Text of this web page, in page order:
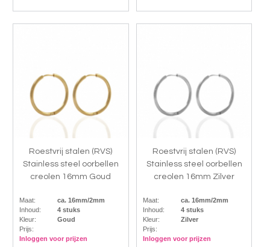
Roestvrij stalen (RVS)
Stainless steel oorbellen
creolen 16mm Goud
Maat:
ca. 16mm/2mm
Inhoud:
4 stuks
Kleur:
Goud
Prijs:
Inloggen voor prijzen
Roestvrij stalen (RVS)
Stainless steel oorbellen
creolen 16mm Zilver
Maat:
ca. 16mm/2mm
Inhoud:
4 stuks
Kleur:
Zilver
Prijs:
Inloggen voor prijzen